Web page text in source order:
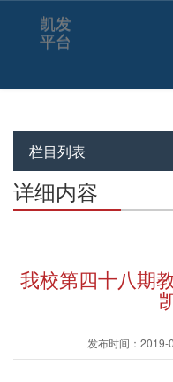
凯发
平台
栏目列表
详细内容
我校第四十八期
发布时间：2019-